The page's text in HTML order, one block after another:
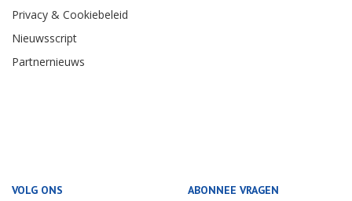
Privacy & Cookiebeleid
Nieuwsscript
Partnernieuws
VOLG ONS ABONNEE VRAGEN